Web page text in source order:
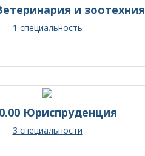
и зоотехния
1 специальность
Юриспруденция
3 специальности